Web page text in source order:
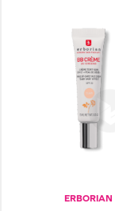
ERBORIAN